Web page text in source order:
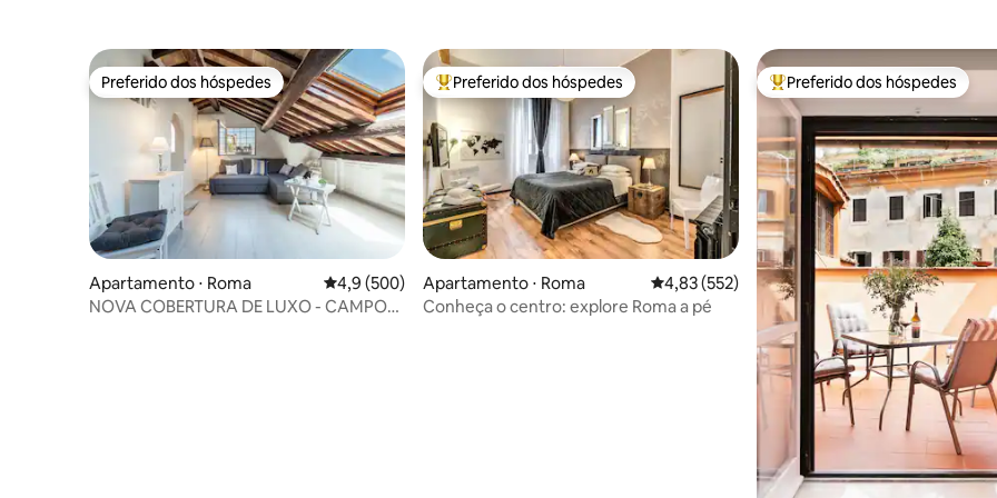
Preferido dos hóspedes
Preferido dos hóspedes
Apartamento ⋅ Roma 4,9 de uma avaliação média de 5, 500 avaliações
4,9 (500)
NOVA COBERTURA DE LUXO - CAMPO
Entre os melhores preferidos dos hóspedes
Preferido dos hóspedes
Apartamento ⋅ Roma 4,83 de uma avaliação média de 5, 552
4,83 (552)
Conheça o centro: explore Roma a pé
Entre os melhores preferidos
Preferido dos hóspedes